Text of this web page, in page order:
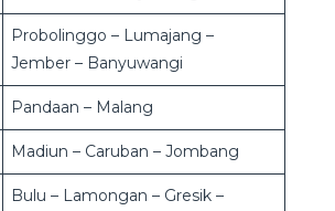
Probolinggo – Lumajang –
Jember – Banyuwangi
Pandaan – Malang
Madiun – Caruban – Jombang
Bulu – Lamongan – Gresik –